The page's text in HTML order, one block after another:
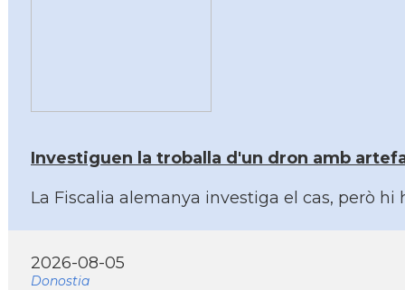
Investiguen la troballa d'un dron amb
La Fiscalia alemanya investiga el cas, però
2026-08-05
Donostia